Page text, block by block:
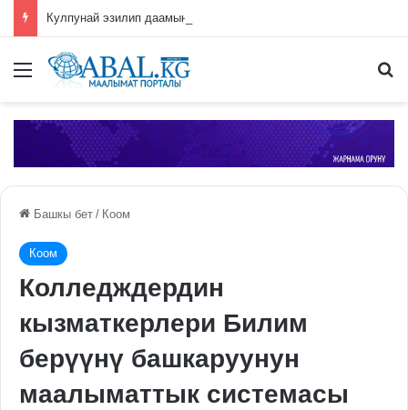
Меню
Башкы бет / Коом
Коом
Колледждердин
кызматкерлери Билим
берүүнү башкаруунун
маалыматтык системасы